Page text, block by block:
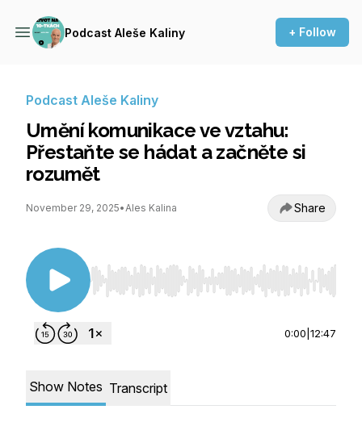
Podcast Aleše Kaliny + Follow
Podcast Aleše Kaliny
Umění komunikace ve vztahu:
Přestaňte se hádat a začněte si
rozumět
November 29, 2025•Ales Kalina Share
Use Left/Right to seek, Home/End to jump to
0:00 12:47
Show Notes Transcript